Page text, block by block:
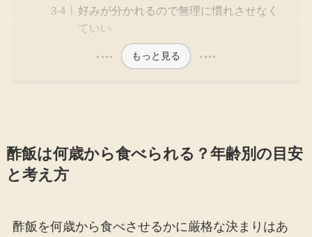
好みが分かれるので無理に慣れさせなく
ていい
もっと見る
酢飯は何歳から食べられる？年齢別の目安
と考え方
酢飯を何歳から食べさせるかに厳格な決まりはあ